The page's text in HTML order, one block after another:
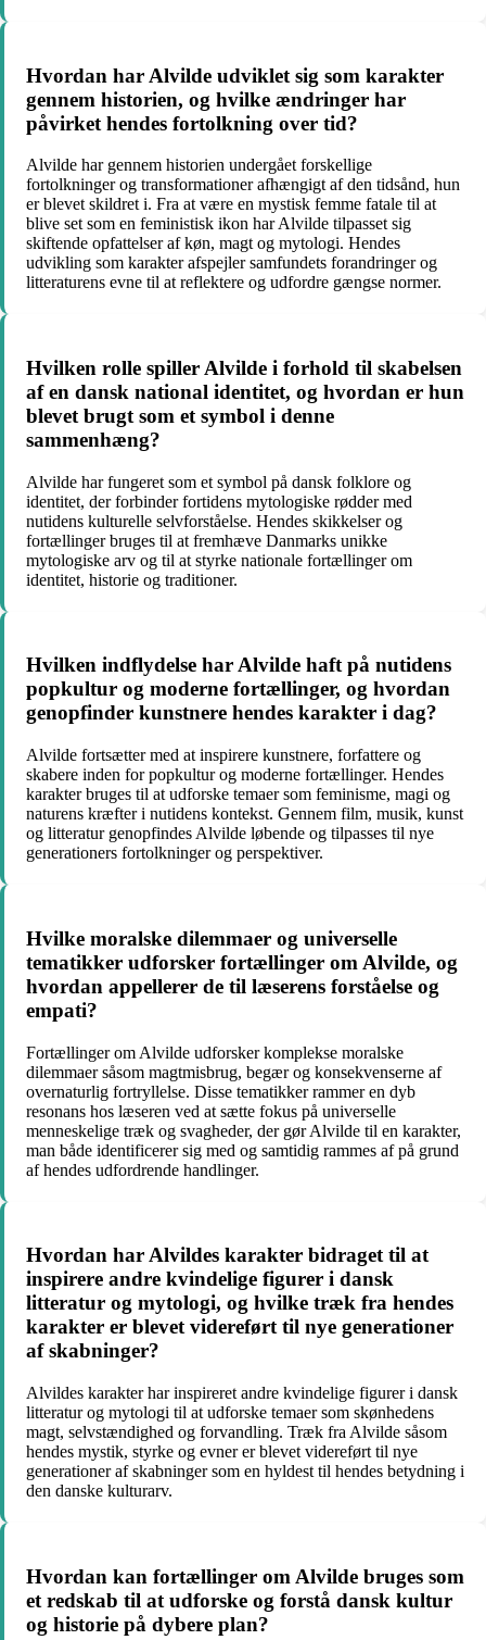
Hvordan har Alvilde udviklet sig som karakter
gennem historien, og hvilke ændringer har
påvirket hendes fortolkning over tid?
Alvilde har gennem historien undergået forskellige
fortolkninger og transformationer afhængigt af den tidsånd, hun
er blevet skildret i. Fra at være en mystisk femme fatale til at
blive set som en feministisk ikon har Alvilde tilpasset sig
skiftende opfattelser af køn, magt og mytologi. Hendes
udvikling som karakter afspejler samfundets forandringer og
litteraturens evne til at reflektere og udfordre gængse normer.
Hvilken rolle spiller Alvilde i forhold til skabelsen
af en dansk national identitet, og hvordan er hun
blevet brugt som et symbol i denne
sammenhæng?
Alvilde har fungeret som et symbol på dansk folklore og
identitet, der forbinder fortidens mytologiske rødder med
nutidens kulturelle selvforståelse. Hendes skikkelser og
fortællinger bruges til at fremhæve Danmarks unikke
mytologiske arv og til at styrke nationale fortællinger om
identitet, historie og traditioner.
Hvilken indflydelse har Alvilde haft på nutidens
popkultur og moderne fortællinger, og hvordan
genopfinder kunstnere hendes karakter i dag?
Alvilde fortsætter med at inspirere kunstnere, forfattere og
skabere inden for popkultur og moderne fortællinger. Hendes
karakter bruges til at udforske temaer som feminisme, magi og
naturens kræfter i nutidens kontekst. Gennem film, musik, kunst
og litteratur genopfindes Alvilde løbende og tilpasses til nye
generationers fortolkninger og perspektiver.
Hvilke moralske dilemmaer og universelle
tematikker udforsker fortællinger om Alvilde, og
hvordan appellerer de til læserens forståelse og
empati?
Fortællinger om Alvilde udforsker komplekse moralske
dilemmaer såsom magtmisbrug, begær og konsekvenserne af
overnaturlig fortryllelse. Disse tematikker rammer en dyb
resonans hos læseren ved at sætte fokus på universelle
menneskelige træk og svagheder, der gør Alvilde til en karakter,
man både identificerer sig med og samtidig rammes af på grund
af hendes udfordrende handlinger.
Hvordan har Alvildes karakter bidraget til at
inspirere andre kvindelige figurer i dansk
litteratur og mytologi, og hvilke træk fra hendes
karakter er blevet videreført til nye generationer
af skabninger?
Alvildes karakter har inspireret andre kvindelige figurer i dansk
litteratur og mytologi til at udforske temaer som skønhedens
magt, selvstændighed og forvandling. Træk fra Alvilde såsom
hendes mystik, styrke og evner er blevet videreført til nye
generationer af skabninger som en hyldest til hendes betydning i
den danske kulturarv.
Hvordan kan fortællinger om Alvilde bruges som
et redskab til at udforske og forstå dansk kultur
og historie på dybere plan?